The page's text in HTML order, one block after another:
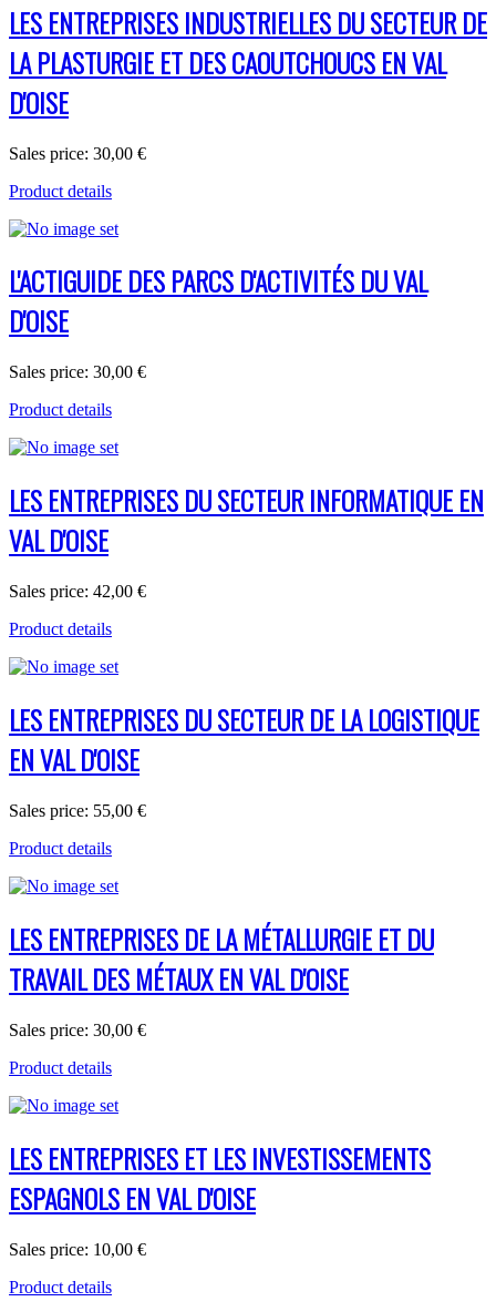
LES ENTREPRISES INDUSTRIELLES DU SECTEUR DE
LA PLASTURGIE ET DES CAOUTCHOUCS EN VAL
D'OISE
Sales price: 30,00 €
Product details
L'ACTIGUIDE DES PARCS D'ACTIVITÉS DU VAL
D'OISE
Sales price: 30,00 €
Product details
LES ENTREPRISES DU SECTEUR INFORMATIQUE EN
VAL D'OISE
Sales price: 42,00 €
Product details
LES ENTREPRISES DU SECTEUR DE LA LOGISTIQUE
EN VAL D'OISE
Sales price: 55,00 €
Product details
LES ENTREPRISES DE LA MÉTALLURGIE ET DU
TRAVAIL DES MÉTAUX EN VAL D'OISE
Sales price: 30,00 €
Product details
LES ENTREPRISES ET LES INVESTISSEMENTS
ESPAGNOLS EN VAL D'OISE
Sales price: 10,00 €
Product details